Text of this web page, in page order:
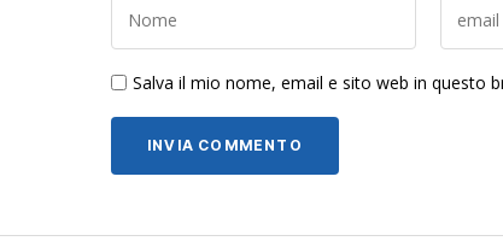
Salva il mio nome, email e sito web in questo